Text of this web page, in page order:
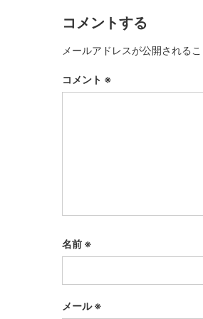
コメントする
メールアドレスが公開されるこ
コメント ※
名前 ※
メール※